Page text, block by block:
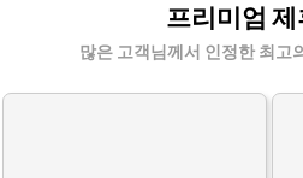
프리미엄
많은 고객님께서 인정한 최고